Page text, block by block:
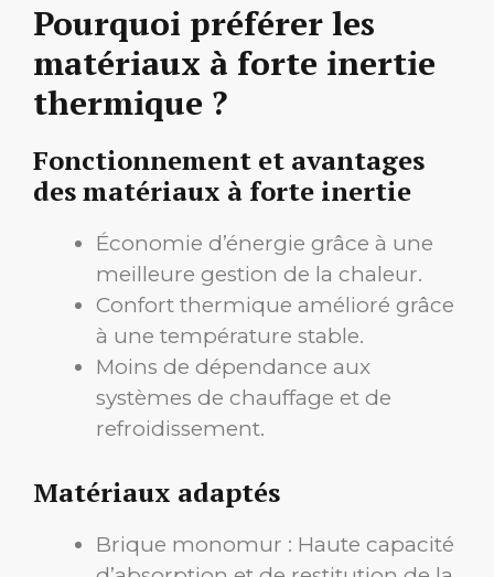
Pourquoi préférer les
matériaux à forte inertie
thermique ?
Fonctionnement et avantages
des matériaux à forte inertie
Économie d’énergie grâce à une
meilleure gestion de la chaleur.
Confort thermique amélioré grâce
à une température stable.
Moins de dépendance aux
systèmes de chauffage et de
refroidissement.
Matériaux adaptés
Brique monomur : Haute capacité